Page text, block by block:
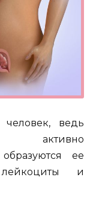
ведь
активно
ее
лейкоциты и